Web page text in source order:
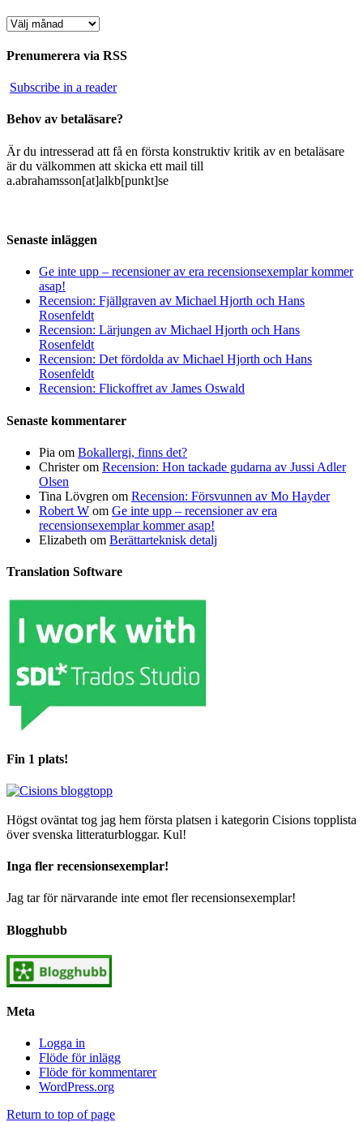
Arkiv
Prenumerera via RSS
Subscribe in a reader
Behov av betaläsare?
Är du intresserad att få en första konstruktiv kritik av en betaläsare
är du välkommen att skicka ett mail till
a.abrahamsson[at]alkb[punkt]se
Senaste inläggen
Ge inte upp – recensioner av era recensionsexemplar kommer
asap!
Recension: Fjällgraven av Michael Hjorth och Hans
Rosenfeldt
Recension: Lärjungen av Michael Hjorth och Hans
Rosenfeldt
Recension: Det fördolda av Michael Hjorth och Hans
Rosenfeldt
Recension: Flickoffret av James Oswald
Senaste kommentarer
Pia om Bokallergi, finns det?
Christerom Recension: Hon tackade gudarna av Jussi Adler
Olsen
Tina Lövgren om Recension: Försvunnen av Mo Hayder
Robert W om Ge inte upp – recensioner av era
recensionsexemplar kommer asap!
Elizabeth om Berättarteknisk detalj
Translation Software
Fin 1 plats!
Högst oväntat tog jag hem första platsen i kategorin Cisions topplista
över svenska litteraturbloggar. Kul!
Inga fler recensionsexemplar!
Jag tar för närvarande inte emot fler recensionsexemplar!
Blogghubb
Meta
Logga in
Flöde för inlägg
Flöde för kommentarer
WordPress.org
Return to top of page